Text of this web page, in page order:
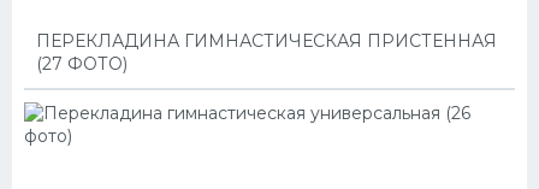
ПЕРЕКЛАДИНА ГИМНАСТИЧЕСКАЯ ПРИСТЕННАЯ
(27 ФОТО)